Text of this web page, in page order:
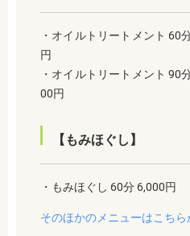
・オイルトリートメント
円
・オイルトリートメント
00円
【もみほぐし】
・もみほぐし 60分 6,000円
そのほかのメニューはこちら